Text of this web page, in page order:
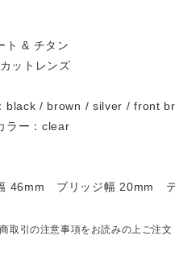
ト & チタン
ットレンズ
black / brown / silver / front
ラー：clear
46mm ブリッジ幅 20mm
取引の注意事項をお読みの上ご注文